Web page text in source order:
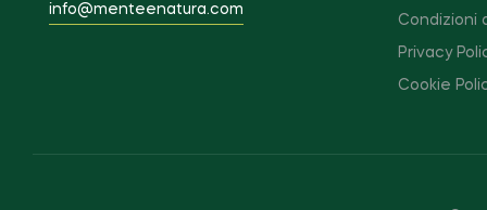
info@menteenatura.com
Condizioni
Privacy
Cookie